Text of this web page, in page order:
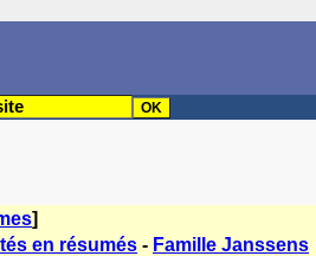
]
en résumés - Famille Janssens